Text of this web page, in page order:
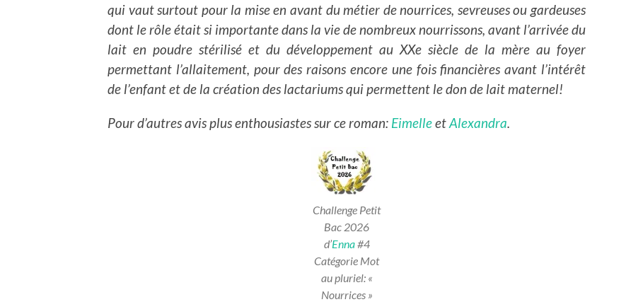
qui vaut surtout pour la mise en avant du métier de nourrices, sevreuses ou gardeuses
dont le rôle était si importante dans la vie de nombreux nourrissons, avant l’arrivée du
lait en poudre stérilisé et du développement au XXe siècle de la mère au foyer
permettant l’allaitement, pour des raisons encore une fois financières avant l’intérêt
de l’enfant et de la création des lactariums qui permettent le don de lait maternel!
Pour d’autres avis plus enthousiastes sur ce roman: EimelleetAlexandra.
Challenge Petit
Bac 2026
d’Enna#4
Catégorie Mot
au pluriel: «
Nourrices »